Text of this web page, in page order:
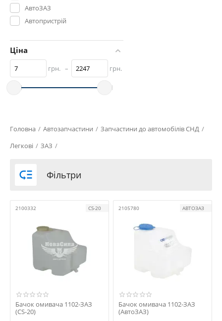
АвтоЗАЗ
Автопристрій
БелЗАН
Мастер-М
Ціна
грн. – грн.
Головна / Автозапчастини / Запчастини до автомобілів СНД /
Легкові / ЗАЗ /
 Фільтри
2100332 CS-20
Бачок омивача 1102-ЗАЗ
(CS-20)
2105780 АВТОЗАЗ
Бачок омивача 1102-ЗАЗ
(АвтоЗАЗ)